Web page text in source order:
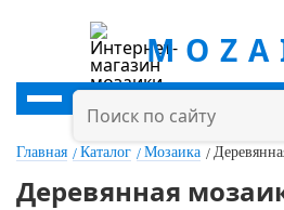
Главная Каталог Мозаика
Деревянная